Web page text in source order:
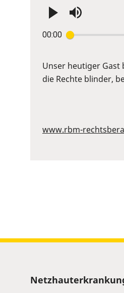
00:00
Enter
Space
to
Unser heutiger Gast
die Rechte blinder,
www.rbm-
Sitemap